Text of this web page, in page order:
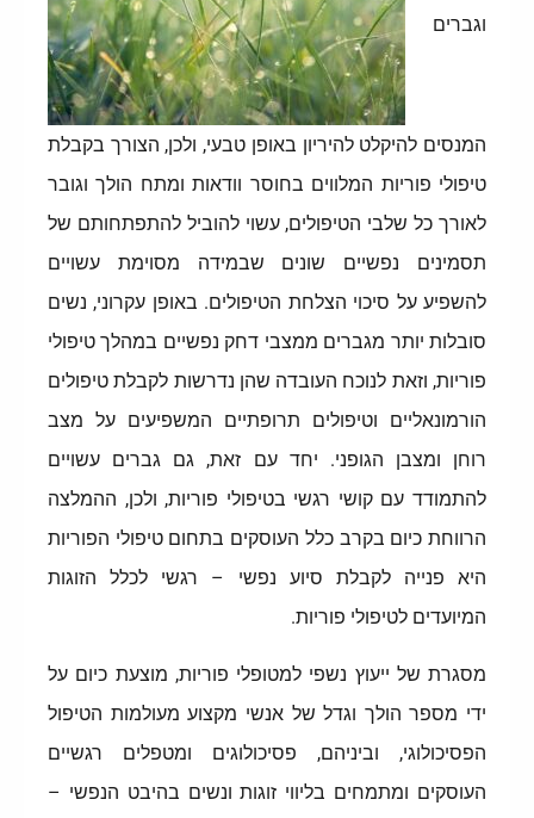
וגברים
המנסים להיקלט להיריון באופן טבעי, ולכן, הצורך בקבלת
טיפולי פוריות המלווים בחוסר וודאות ומתח הולך וגובר
לאורך כל שלבי הטיפולים, עשוי להוביל להתפתחותם של
תסמינים נפשיים שונים שבמידה מסוימת עשויים
להשפיע על סיכוי הצלחת הטיפולים. באופן עקרוני, נשים
סובלות יותר מגברים ממצבי דחק נפשיים במהלך טיפולי
פוריות, וזאת לנוכח העובדה שהן נדרשות לקבלת טיפולים
הורמונאליים וטיפולים תרופתיים המשפיעים על מצב
רוחן ומצבן הגופני. יחד עם זאת, גם גברים עשויים
להתמודד עם קושי רגשי בטיפולי פוריות, ולכן, ההמלצה
הרווחת כיום בקרב כלל העוסקים בתחום טיפולי הפוריות
היא פנייה לקבלת סיוע נפשי – רגשי לכלל הזוגות
המיועדים לטיפולי פוריות.
מסגרת של ייעוץ נשפי למטופלי פוריות, מוצעת כיום על
ידי מספר הולך וגדל של אנשי מקצוע מעולמות הטיפול
הפסיכולוגי, וביניהם, פסיכולוגים ומטפלים רגשיים
העוסקים ומתמחים בליווי זוגות ונשים בהיבט הנפשי –